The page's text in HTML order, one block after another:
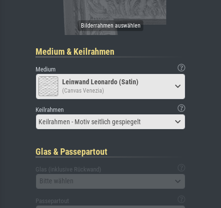
Medium & Keilrahmen
Medium
Leinwand Leonardo (Satin)
(Canvas Venezia)
Keilrahmen
Keilrahmen - Motiv seitlich gespiegelt
Glas & Passepartout
Glas (inklusive Rückwand)
Bitte wählen
Passepartout